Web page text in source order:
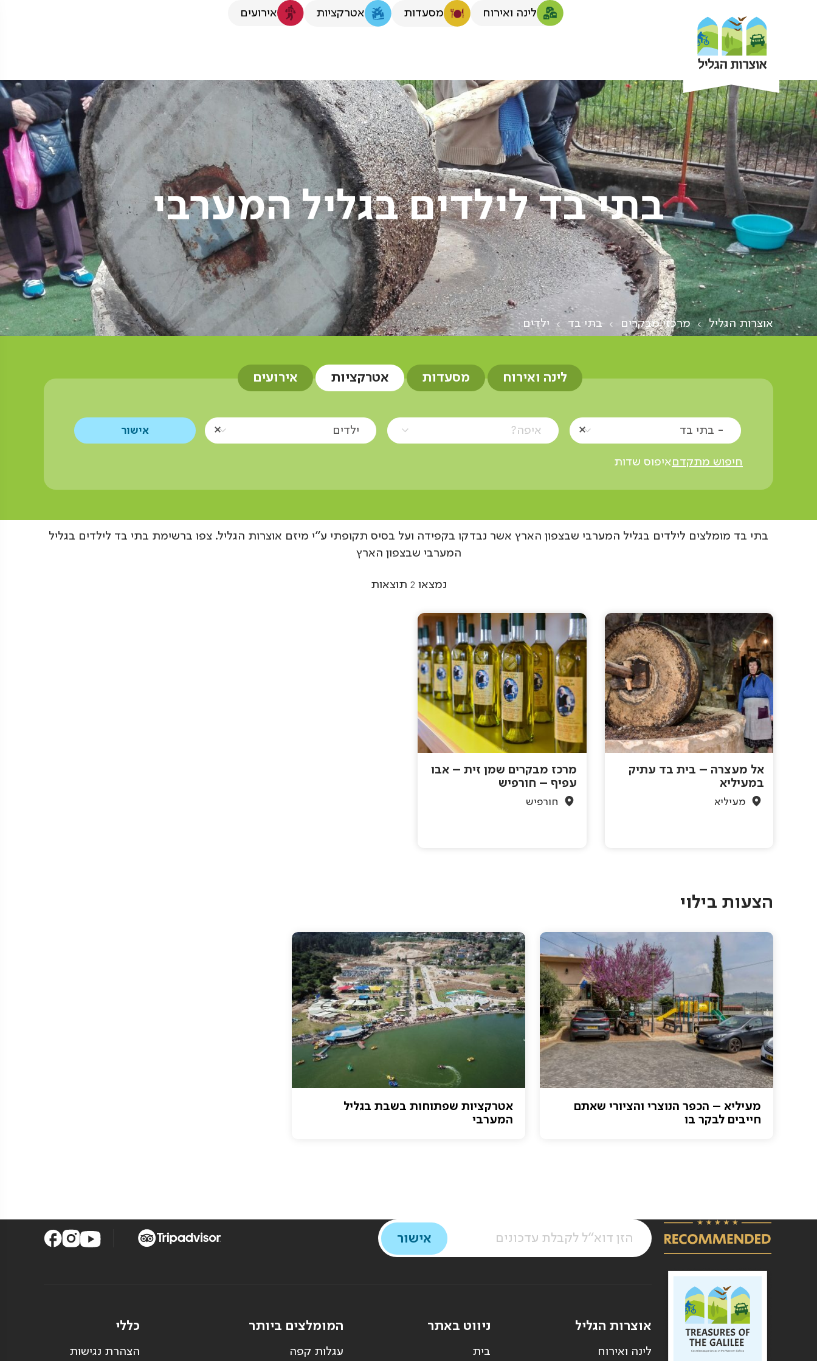
לינה ואירוח מסעדות אטרקציות אירועים
בתי בד לילדים בגליל המערבי
אוצרות הגליל מרכזי מבקרים בתי בד ילדים
לינה ואירוח מסעדות אטרקציות אירועים
- בתי בד איפה? ילדים
חיפוש מתקדםאיפוס שדות
בתי בד מומלצים לילדים בגליל המערבי שבצפון הארץ אשר נבדקו בקפידה ועל בסיס תקופתי ע"י מיזם אוצרות הגליל. צפו ברשימת בתי בד לילדים בגליל
המערבי שבצפון הארץ
נמצאו 2 תוצאות
אל מעצרה – בית בד עתיק
במעיליא
מעיליא
מרכז מבקרים שמן זית – אבו
עפיף – חורפיש
חורפיש
הצעות בילוי
מעיליא – הכפר הנוצרי והציורי שאתם
חייבים לבקר בו
אטרקציות שפתוחות בשבת בגליל
המערבי
אוצרות הגליל
לינה ואירוח
ניווט באתר
בית
המומלצים ביותר
עגלות קפה
כללי
הצהרת נגישות